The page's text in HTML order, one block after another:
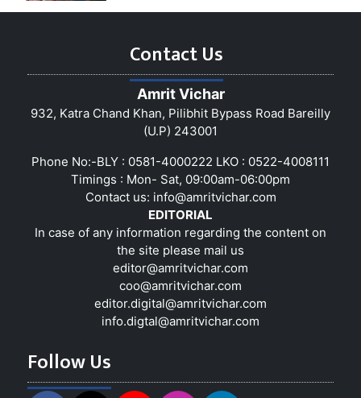
Contact Us
Amrit Vichar
932, Katra Chand Khan, Pilibhit Bypass Road Bareilly
(U.P) 243001
Phone No:-BLY : 0581-4000222 LKO : 0522-4008111
Timings : Mon- Sat, 09:00am-06:00pm
Contact us: info@amritvichar.com
EDITORIAL
In case of any information regarding the content on
the site please mail us
editor@amritvichar.com
coo@amritvichar.com
editor.digital@amritvichar.com
info.digtal@amritvichar.com
Follow Us